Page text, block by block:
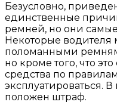
Безусловно,
единственные
ремней, но они
Некоторые водителя
поломанными
но кроме того, что
средства по
эксплуатироваться.
положен штраф.